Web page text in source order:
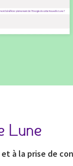
Lune
à la prise de